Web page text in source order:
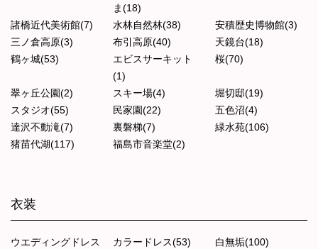
ま(18)
諸橋近代美術館(7) 水林自然林(38)
安積歴史博物館(3)
三ノ倉高原(3)
布引高原(40)
天鏡台(18)
鶴ヶ城(53)
エビスサーキット
(1)
桜(70)
翠ヶ丘公園(2) スキー場(4)
堀切邸(19)
スタジオ(55)
民家園(22)
五色沼(4)
達沢不動滝(7)
裏磐梯(7)
緑水苑(106)
猪苗代湖(117)
福島市音楽堂(2)
衣装
ウエディングドレス
カラードレス(53) 白無垢(100)